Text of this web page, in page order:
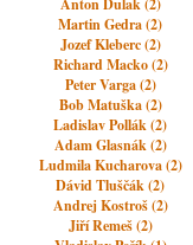
Anton Dulak (2)
Martin Gedra (2)
Jozef Kleberc (2)
Richard Macko (2)
Peter Varga (2)
Bob Matuška (2)
Ladislav Pollák (2)
Adam Glasnák (2)
Ludmila Kucharova (2)
Dávid Tluščák (2)
Andrej Kostroš (2)
Jiří Remeš (2)